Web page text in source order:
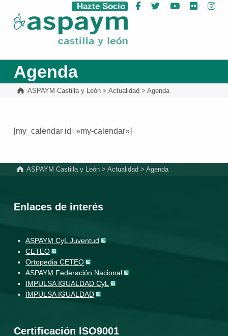
ASPAYM Castilla y León
Hazte Socio Facebook
Twitter YouTube
Flickr
Agenda
ASPAYM Castilla y León> Actualidad > Agenda
[my_calendar id=»my-calendar»]
ASPAYM Castilla y León >Actualidad >Agenda
Enlaces de interés
ASPAYM CyL Juventud
CETEO
Ortopedia CETEO
ASPAYM Federación Nacional
IMPULSA IGUALDAD CyL
IMPULSA IGUALDAD
Certificación ISO9001